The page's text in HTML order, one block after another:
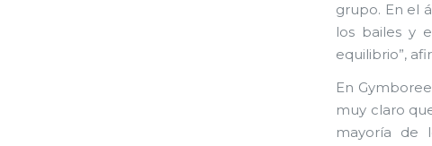
grupo. En el
los bailes y
equilibrio”,
En
muy claro
mayoría de